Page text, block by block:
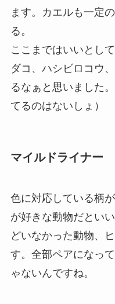
ます。カエルも一定
る。
ここまではいいとし
ダコ、ハシビロコウ
るなぁと思いました
てるのはないしょ）
マイルドライナー
色に対応している柄
が好きな動物だとい
どいなかった動物、
す。全部ペアになっ
ゃないんですね。